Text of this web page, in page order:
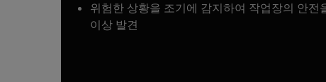
위험한 상황을 조기에 감지하여 작업장의 안전
이상 발견